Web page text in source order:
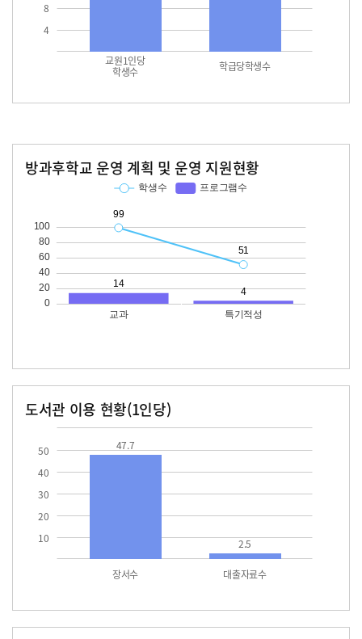
4
8
교원1인당
학생수 학급당학생수
방과후학교 운영 계획 및 운영 지원현황
도서관 이용 현황(1인당)
10
20
30
40
50
장서수 대출자료수
47.7
2.5